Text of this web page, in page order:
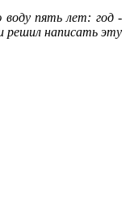
пять лет: год -
решил написать эту